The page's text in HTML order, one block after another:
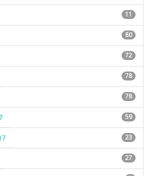
11
80
72
78
78
59
23
27